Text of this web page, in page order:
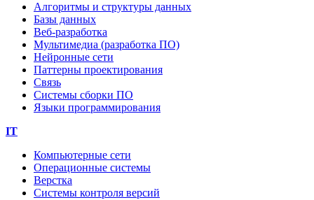
Алгоритмы и структуры данных
Базы данных
Веб-разработка
Мультимедиа (разработка ПО)
Нейронные сети
Паттерны проектирования
Связь
Системы сборки ПО
Языки программирования
IT
Компьютерные сети
Операционные системы
Верстка
Системы контроля версий